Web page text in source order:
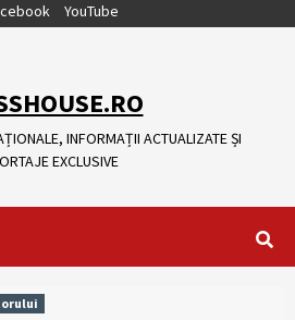
YouTube
INFORMAȚII ACTUALIZATE ȘI
EXCLUSIVE